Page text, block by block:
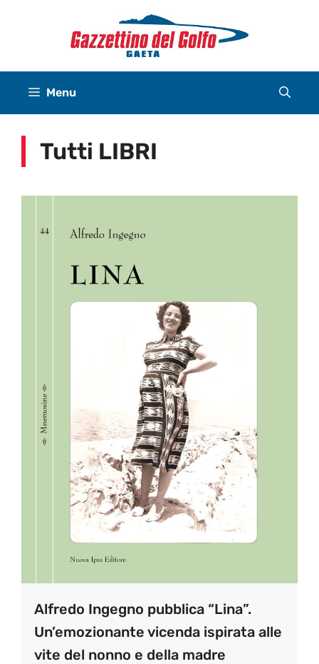
Menu
Tutti LIBRI
Alfredo Ingegno pubblica “Lina”.
Un’emozionante vicenda ispirata alle
vite del nonno e della madre